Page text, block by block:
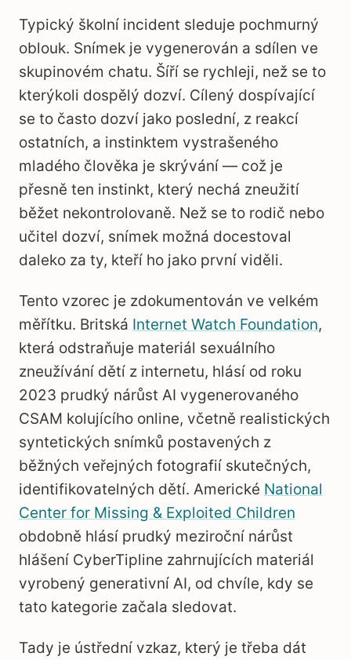
Typický školní incident sleduje pochmurný
oblouk. Snímek je vygenerován a sdílen ve
skupinovém chatu. Šíří se rychleji, než se to
kterýkoli dospělý dozví. Cílený dospívající
se to často dozví jako poslední, z reakcí
ostatních, a instinktem vystrašeného
mladého člověka je skrývání — což je
přesně ten instinkt, který nechá zneužití
běžet nekontrolovaně. Než se to rodič nebo
učitel dozví, snímek možná docestoval
daleko za ty, kteří ho jako první viděli.
Tento vzorec je zdokumentován ve velkém
měřítku. Britská Internet Watch Foundation,
která odstraňuje materiál sexuálního
zneužívání dětí z internetu, hlásí od roku
2023 prudký nárůst AI vygenerovaného
CSAM kolujícího online, včetně realistických
syntetických snímků postavených z
běžných veřejných fotografií skutečných,
identifikovatelných dětí. Americké National
Center for Missing & Exploited Children
obdobně hlásí prudký meziroční nárůst
hlášení CyberTipline zahrnujících materiál
vyrobený generativní AI, od chvíle, kdy se
tato kategorie začala sledovat.
Tady je ústřední vzkaz, který je třeba dát